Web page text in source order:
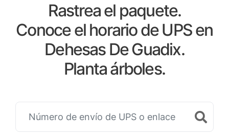
Rastrea el paquete.
Conoce el horario de UPS en
Dehesas De Guadix.
Planta árboles.